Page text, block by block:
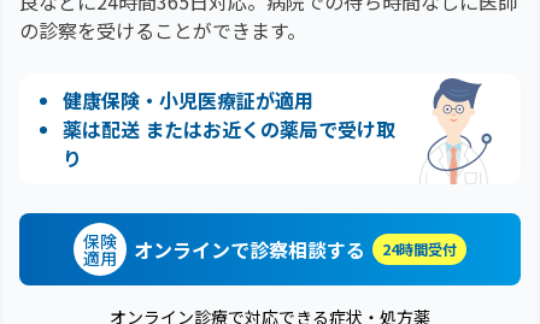
の診察を受けることができます。
健康保険・小児医療証が適用
薬は配送 またはお近くの薬局で受け取
り
保険
適用 オンラインで診察相談する 24時間受付
オンライン診療で対応できる症状・処方薬